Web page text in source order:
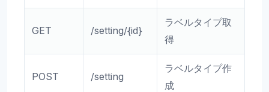
GET /setting/{id}
ラベルタイプ取
得
POST /setting
ラベルタイプ作
成